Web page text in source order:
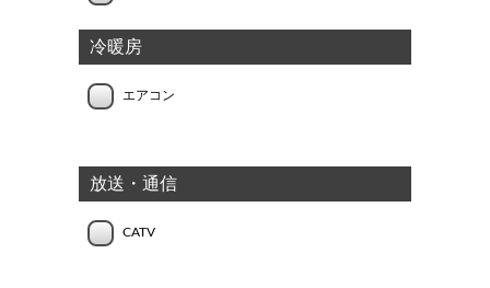
冷暖房
エアコン
放送・通信
CATV